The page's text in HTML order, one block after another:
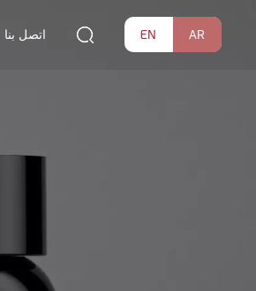
اتصل بنا EN AR